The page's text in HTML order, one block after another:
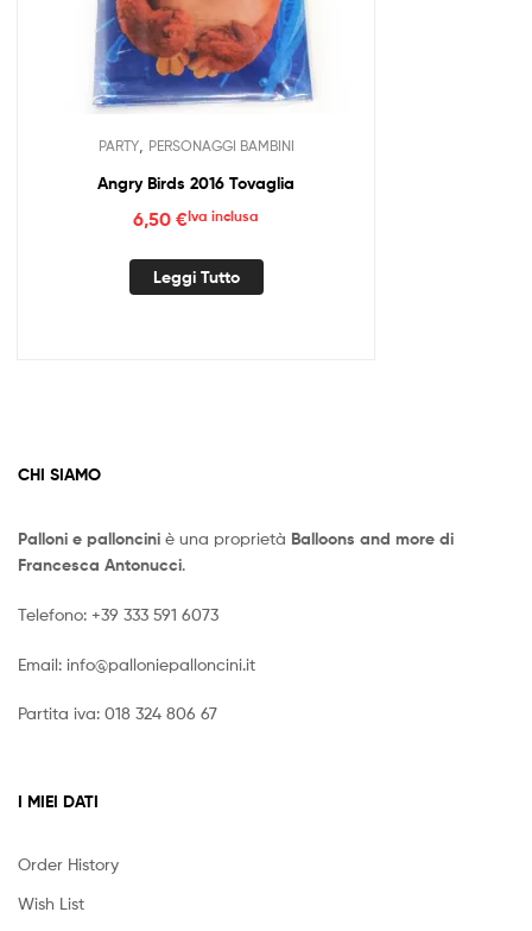
PARTY, PERSONAGGI BAMBINI
Angry Birds 2016 Tovaglia
6,50 €Iva inclusa
Leggi Tutto
CHI SIAMO
Palloni e palloncini è una proprietà Balloons and more di
Francesca Antonucci.
Telefono: +39 333 591 6073
Email: info@palloniepalloncini.it
Partita iva: 018 324 806 67
I MIEI DATI
Order History
Wish List